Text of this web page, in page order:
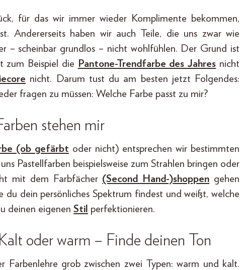
für das wir immer wieder Komplimente bekommen,
Andererseits haben wir auch Teile, die uns zwar wie
­­– scheinbar grundlos – nicht wohlfühlen. Der Grund ist
zum Beispiel die Pantone-Trendfarbe des Jahres nicht
nicht. Darum tust du am besten jetzt Folgendes:
fragen zu müssen: Welche Farbe passt zu mir?
stehen mir
(ob gefärbt oder nicht) entsprechen wir bestimmten
Pastellfarben beispielsweise zum Strahlen bringen oder
mit dem Farbfächer (Second Hand-)shoppen gehen
du dein persönliches Spektrum findest und weißt, welche
deinen eigenen Stil perfektionieren.
oder warm – Finde deinen Ton
Farbenlehre grob zwischen zwei Typen: warm und kalt.